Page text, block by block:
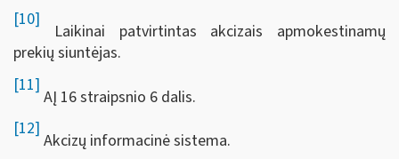
[10]
Laikinai patvirtintas akcizais apmokestinamų
prekių siuntėjas.
[11]
AĮ 16 straipsnio 6 dalis.
[12]
Akcizų informacinė sistema.